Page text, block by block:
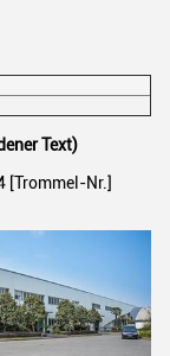
Text)
[Trommel-Nr.]